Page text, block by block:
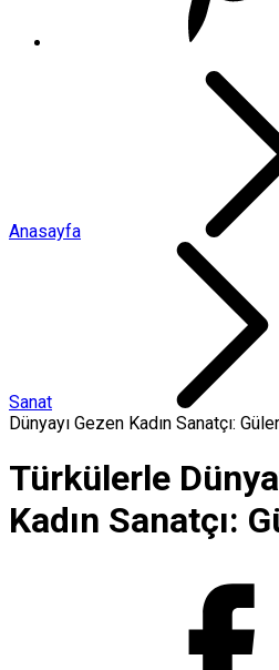
Anasayfa
Sanat
Dünyayı Gezen Kadın Sanatçı:
Türkülerle
Kadın Sanatçı: